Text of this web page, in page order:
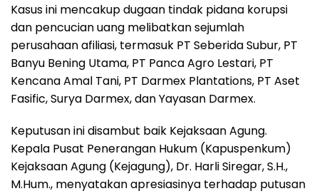
Kasus ini mencakup dugaan tindak pidana korupsi
dan pencucian uang melibatkan sejumlah
perusahaan afiliasi, termasuk PT Seberida Subur, PT
Banyu Bening Utama, PT Panca Agro Lestari, PT
Kencana Amal Tani, PT Darmex Plantations, PT Aset
Fasific, Surya Darmex, dan Yayasan Darmex.
Keputusan ini disambut baik Kejaksaan Agung.
Kepala Pusat Penerangan Hukum (Kapuspenkum)
Kejaksaan Agung (Kejagung), Dr. Harli Siregar, S.H.,
M.Hum., menyatakan apresiasinya terhadap putusan